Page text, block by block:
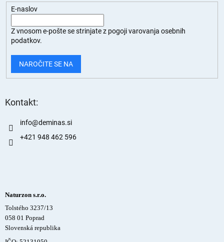
E-naslov
Z vnosom e-pošte se strinjate z pogoji varovanja osebnih
podatkov.
NAROČITE SE NA
Kontakt:
info@deminas.si
+421 948 462 596
Naturzon s.r.o.
Tolstého 3237/13
058 01 Poprad
Slovenská republika